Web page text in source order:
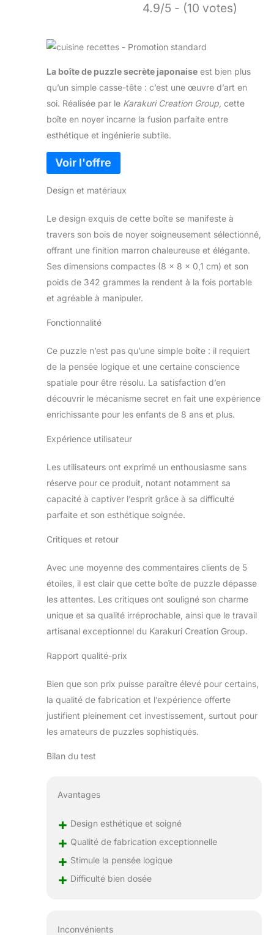
4.9/5 - (10 votes)
La boîte de puzzle secrète japonaise est bien plus
qu’un simple casse-tête : c’est une œuvre d’art en
soi. Réalisée par le Karakuri Creation Group , cette
boîte en noyer incarne la fusion parfaite entre
esthétique et ingénierie subtile.
Design et matériaux
Le design exquis de cette boîte se manifeste à
travers son bois de noyer soigneusement sélectionné,
offrant une finition marron chaleureuse et élégante.
Ses dimensions compactes (8 x 8 x 0,1 cm) et son
poids de 342 grammes la rendent à la fois portable
et agréable à manipuler.
Fonctionnalité
Ce puzzle n’est pas qu’une simple boîte : il requiert
de la pensée logique et une certaine conscience
spatiale pour être résolu. La satisfaction d’en
découvrir le mécanisme secret en fait une expérience
enrichissante pour les enfants de 8 ans et plus.
Expérience utilisateur
Les utilisateurs ont exprimé un enthousiasme sans
réserve pour ce produit, notant notamment sa
capacité à captiver l’esprit grâce à sa difficulté
parfaite et son esthétique soignée.
Critiques et retour
Avec une moyenne des commentaires clients de 5
étoiles, il est clair que cette boîte de puzzle dépasse
les attentes. Les critiques ont souligné son charme
unique et sa qualité irréprochable, ainsi que le travail
artisanal exceptionnel du Karakuri Creation Group.
Rapport qualité-prix
Bien que son prix puisse paraître élevé pour certains,
la qualité de fabrication et l’expérience offerte
justifient pleinement cet investissement, surtout pour
les amateurs de puzzles sophistiqués.
Bilan du test
Avantages
+ Design esthétique et soigné
+ Qualité de fabrication exceptionnelle
+ Stimule la pensée logique
+ Difficulté bien dosée
Inconvénients